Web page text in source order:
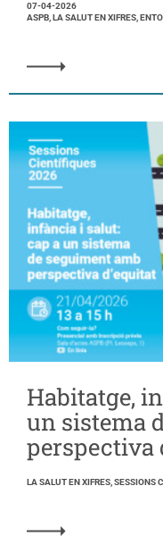
07-04-2026
ASPB, LA SALUT EN XIFRES,
Habitatge,
un sistema
perspectiva
LA SALUT EN XIFRES, SESSIONS